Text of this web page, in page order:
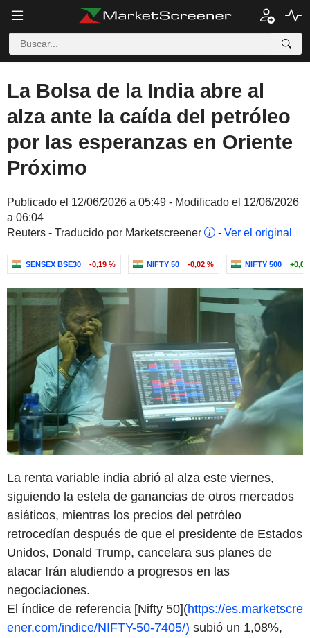
La Bolsa de la India abre al
alza ante la caída del petróleo
por las esperanzas en Oriente
Próximo
Publicado el 12/06/2026 a 05:49 - Modificado el 12/06/2026
a 06:04
Reuters - Traducido por Marketscreener
- Ver el original
SENSEX BSE30 -0,19 % NIFTY 50 -0,02 % NIFTY 500
La renta variable india abrió al alza este viernes,
siguiendo la estela de ganancias de otros mercados
asiáticos, mientras los precios del petróleo
retrocedían después de que el presidente de Estados
Unidos, Donald Trump, cancelara sus planes de
atacar Irán aludiendo a progresos en las
negociaciones.
El índice de referencia [Nifty 50](https://es.marketscre
ener.com/indice/NIFTY-50-7405/) subió un 1,08%,